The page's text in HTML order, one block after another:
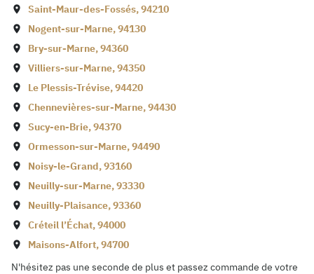
Saint-Maur-des-Fossés,94210
Nogent-sur-Marne,94130
Bry-sur-Marne,94360
Villiers-sur-Marne,94350
Le Plessis-Trévise,94420
Chennevières-sur-Marne,94430
Sucy-en-Brie,94370
Ormesson-sur-Marne,94490
Noisy-le-Grand,93160
Neuilly-sur-Marne,93330
Neuilly-Plaisance,93360
Créteil l’Échat,94000
Maisons-Alfort,94700
N'hésitez pas une seconde de plus et passez commande de votre